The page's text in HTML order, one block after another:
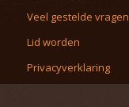
Veel gestelde vragen
Lid worden
Privacyverklaring